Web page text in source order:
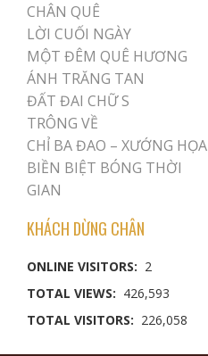
CHÂN QUÊ
LỜI CUỐI NGÀY
MỘT ĐÊM QUÊ HƯƠNG
ÁNH TRĂNG TAN
ĐẤT ĐAI CHỮ S
TRÔNG VỀ
CHỈ BA ĐAO – XƯỚNG HỌA
BIỀN BIỆT BÓNG THỜI
GIAN
KHÁCH DỪNG CHÂN
ONLINE VISITORS: 2
TOTAL VIEWS: 426,593
TOTAL VISITORS: 226,058